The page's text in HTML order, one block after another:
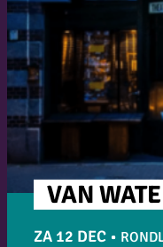
ZA 12 DEC •
VAN